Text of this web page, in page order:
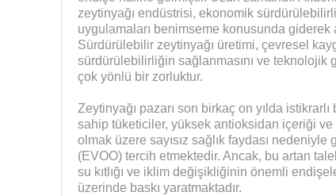
zeytinyağı endüstrisi, ekonomik
uygulamaları benimseme konusunda giderek
Sürdürülebilir zeytinyağı üretimi, çevresel
sürdürülebilirliğin sağlanmasını ve
çok yönlü bir zorluktur.
Zeytinyağı pazarı son birkaç on yılda
sahip tüketiciler, yüksek antioksidan içeriği ve
olmak üzere sayısız sağlık faydası nedeniyle
(EVOO) tercih etmektedir. Ancak, bu artan
su kıtlığı ve iklim değişikliğinin önemli
üzerinde baskı yaratmaktadır.